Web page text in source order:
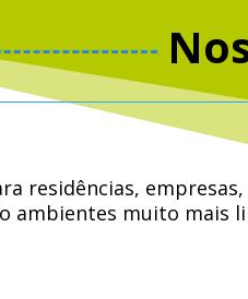
residências,
ambientes muito mais